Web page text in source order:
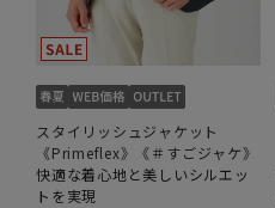
スタイリッシュジャケット
《Primeflex》《＃すごジャケ》
快適な着心地と美しいシルエッ
トを実現